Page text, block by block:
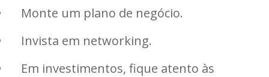
Monte um plano de negócio.
Invista em networking.
Em investimentos, fique atento às